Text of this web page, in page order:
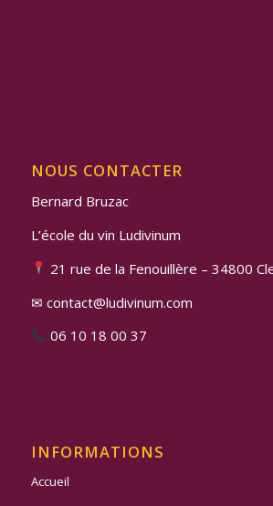
NOUS CONTACTER
Bernard Bruzac
L’école du vin Ludivinum
21 rue de la Fenouillère – 34800
✉ contact@ludivinum.com
06 10 18 00 37
INFORMATIONS
Accueil